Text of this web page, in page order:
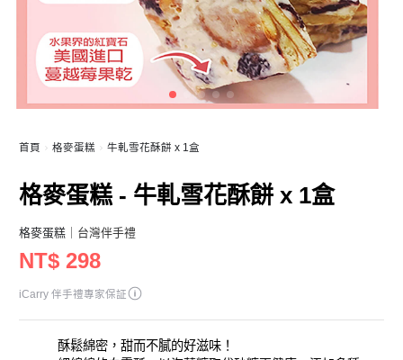
首頁 格麥蛋糕 牛軋雪花酥餅 x 1盒
格麥蛋糕 - 牛軋雪花酥餅 x 1盒
格麥蛋糕 ｜台灣伴手禮
NT$ 298
iCarry 伴手禮專家保証
酥鬆綿密，甜而不膩的好滋味！